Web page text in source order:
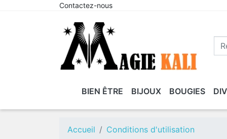
Contactez-nous
BIEN ÊTRE
BOLS CHANTANT COUSSINS DE
BIJOUX
ACCESSOIRES
CHEVEUX
AMULETTES ET
TALISMANS
BOUGIES
BOUGIE
CHAUFFE
PLAT
BOUGIES
CHAKRAS
BOUGIES
DAGYDES
AUTRES SYSTÈMES
DIVINATOIRES
HERBORISTERIE LES HUILES LES
ACCESSOIRES MAGIE ET
RITUEL
AUTEL ET
ACCESSOIRES
Accueil Conditions d'utilisation